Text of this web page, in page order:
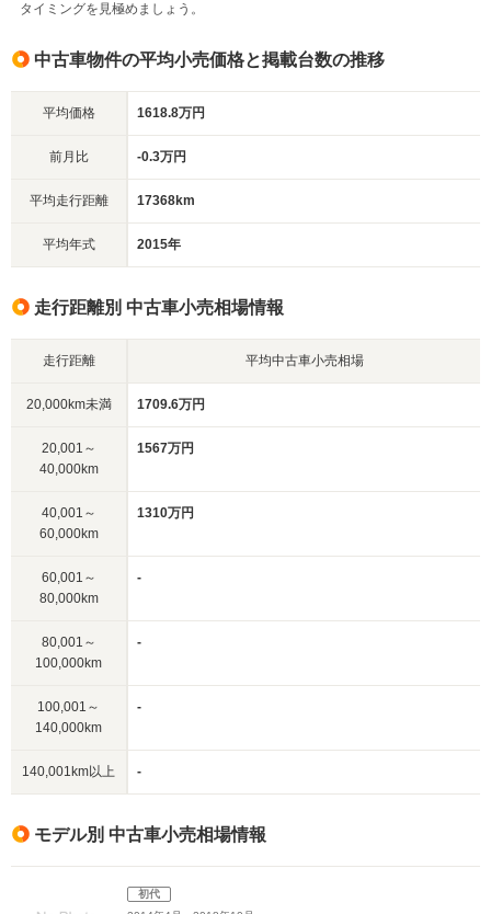
タイミングを見極めましょう。
中古車物件の平均小売価格と掲載台数の推移
平均価格 1618.8万円
前月比 -0.3万円
平均走行距離 17368km
平均年式 2015年
走行距離別 中古車小売相場情報
走行距離 平均中古車小売相場
20,000km未満 1709.6万円
20,001～
40,000km
1567万円
40,001～
60,000km
1310万円
60,001～
80,000km
-
80,001～
100,000km
-
100,001～
140,000km
-
140,001km以上 -
モデル別 中古車小売相場情報
初代